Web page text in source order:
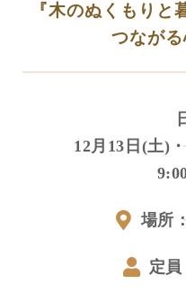
『木のぬくもりと
つながる
12月13日(土)
場所
定員